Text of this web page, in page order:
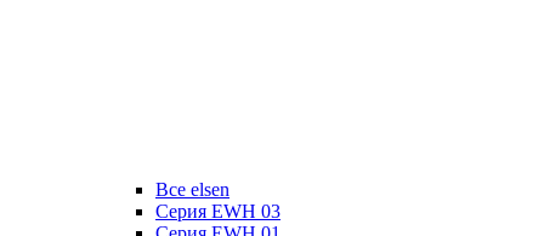
Все elsen
Серия EWH 03